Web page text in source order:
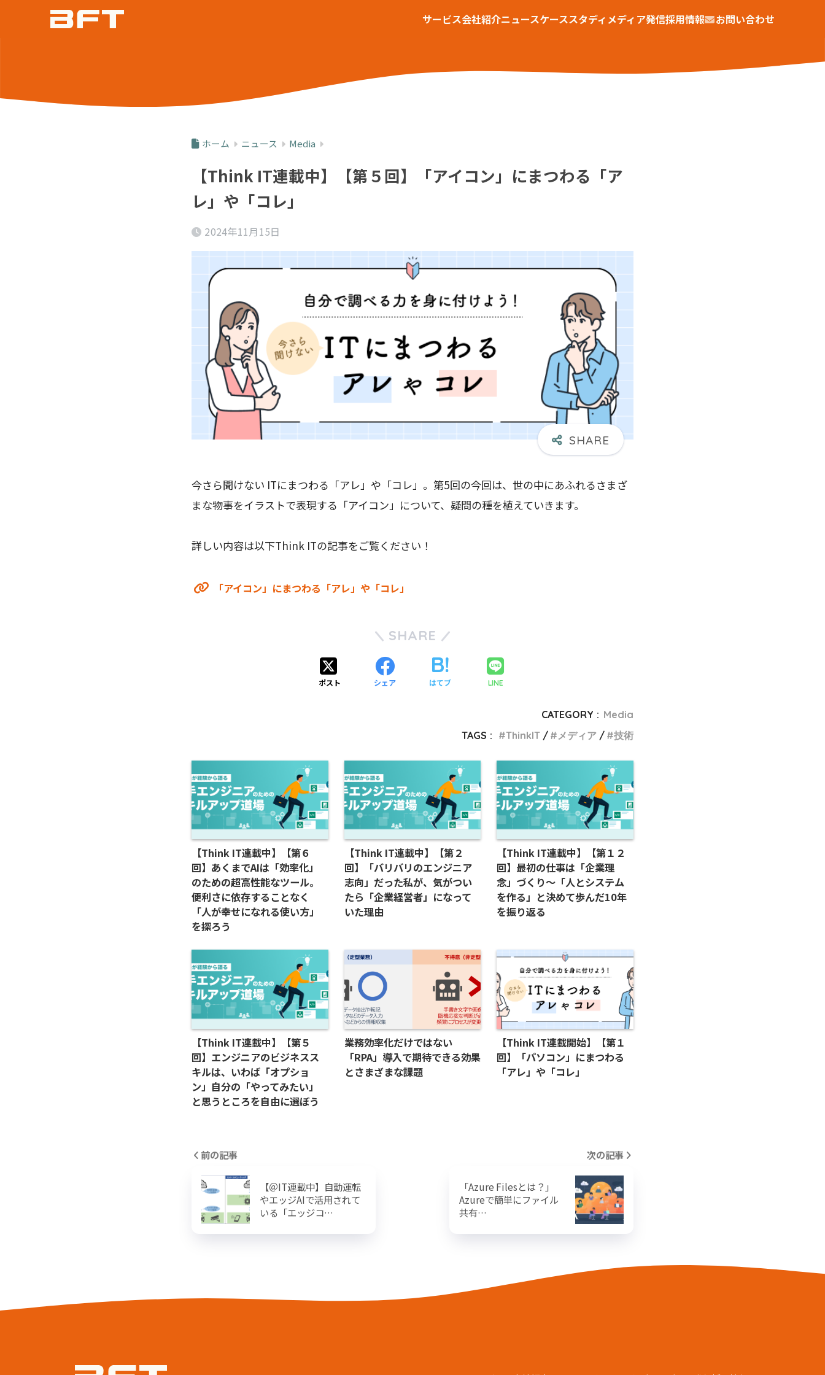
サービス会社紹介ニュースケーススタディメディア発信採用情報 お問い合わせ
ホーム ニュース Media
【Think IT連載中】【第５回】「アイコン」にまつわる「ア
レ」や「コレ」
2024年11月15日
今さら聞けない ITにまつわる「アレ」や「コレ」。第5回の今回は、世の中にあふれるさまざ
まな物事をイラストで表現する「アイコン」について、疑問の種を植えていきます。
詳しい内容は以下Think ITの記事をご覧ください！
「アイコン」にまつわる「アレ」や「コレ」
SHARE
ポスト シェア はてブ LINE
CATEGORY : Media
TAGS :
ThinkIT メディア 技術
【Think IT連載中】【第６
回】あくまでAIは「効率化」
のための超高性能なツール。
便利さに依存することなく
「人が幸せになれる使い方」
を探ろう
【Think IT連載中】【第２
回】「バリバリのエンジニア
志向」だった私が、気がつい
たら「企業経営者」になって
いた理由
【Think IT連載中】【第１２
回】最初の仕事は「企業理
念」づくり～「人とシステム
を作る」と決めて歩んだ10年
を振り返る
【Think IT連載中】【第５
回】エンジニアのビジネスス
キルは、いわば「オプショ
ン」自分の「やってみたい」
と思うところを自由に選ぼう
業務効率化だけではない
「RPA」導入で期待できる効果
とさまざまな課題
【Think IT連載開始】【第１
回】「パソコン」にまつわる
「アレ」や「コレ」
前の記事
【＠IT連載中】自動運転
やエッジAIで活用されて
いる「エッジコ…
次の記事
「Azure Filesとは？」
Azureで簡単にファイル
共有…